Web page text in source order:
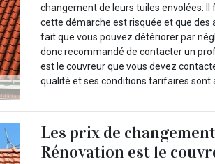
changement de leurs tuiles envolées.
cette démarche est risquée et que des
fait que vous pouvez détériorer par
donc recommandé de contacter un
est le couvreur que vous devez
qualité et ses conditions tarifaires sont
Les prix de
Rénovation est le